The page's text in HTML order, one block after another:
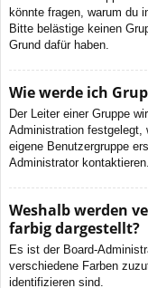
könnte fragen, warum du
Bitte belästige keinen
Grund dafür haben.
Wie werde ich
Der Leiter einer Gruppe
Administration festgelegt,
eigene Benutzergruppe
Administrator kontaktieren.
Weshalb werden
farbig dargestellt?
Es ist der Board-
verschiedene Farben
identifizieren sind.